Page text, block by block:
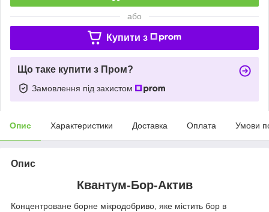
або
Купити з
Що таке купити з Пром?
Замовлення під захистом
Опис Характеристики Доставка Оплата Умови
Опис
Квантум-Бор-Актив
Концентроване борне мікродобриво, яке містить бор в